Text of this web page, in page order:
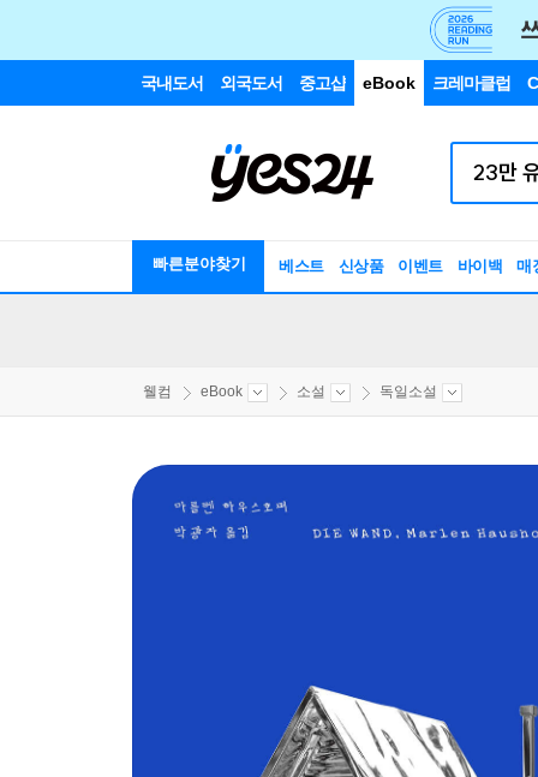
국내도서 외국도서 중고샵 eBook 크레마클럽
빠른분야찾기 베스트 신상품 이벤트 바이백 매
웰컴 eBook 소설 독일소설